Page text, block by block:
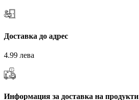
Доставка до адрес
4.99 лева
Информация за доставка на продукти